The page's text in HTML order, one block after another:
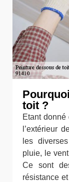
toit ?
Etant
l’extérieur
les
pluie, le
Ce sont
résistance